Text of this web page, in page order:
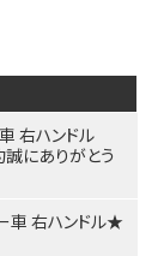
右ハンドル
にありがとう
車 右ハンドル★